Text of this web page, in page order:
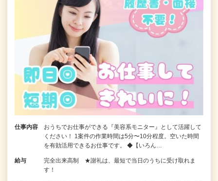
仕事内容
おうちでお仕事ができる『美容系モニター』として活躍して
ください！ 1案件の作業時間は5分〜10分程度。空いた時間
を有効活用できるお仕事です。 ◆【いろん…
給与
完全出来高制 ★謝礼は、最短で当日のうちに受け取れま
す！